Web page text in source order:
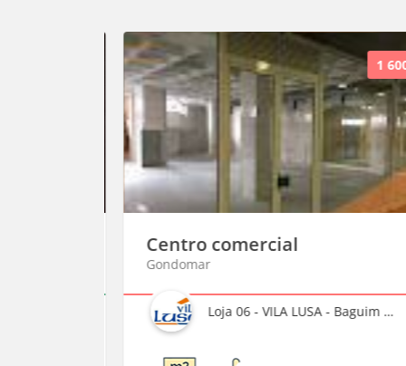
1 600
Centro comercial
Gondomar
Loja 06 - VILA LUSA - Baguim do Monte